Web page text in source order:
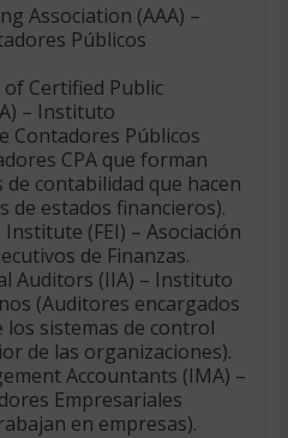
Association (AAA) –
Públicos
Certified Public
– Instituto
Contadores Públicos
CPA que forman
contabilidad que hacen
de estados financieros).
Institute (FEI) – Asociación
de Finanzas.
Auditors (IIA) – Instituto
(Auditores encargados
los sistemas de control
de las organizaciones).
Accountants (IMA) –
Empresariales
en empresas).